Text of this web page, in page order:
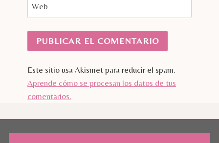
Web
Este sitio usa Akismet para reducir el spam.
Aprende cómo se procesan los datos de tus
comentarios.